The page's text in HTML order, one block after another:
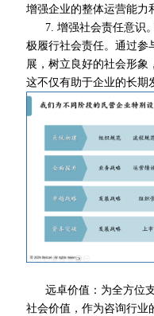
增强企业的整体运营能力
7. 增强社会责任意识
极履行社会责任。通过参
展，树立良好的社会形象
这不仅有助于企业的长期
远卓价值：为全方位
社会价值，作为咨询行业